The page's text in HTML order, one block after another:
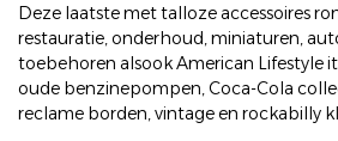
Deze laatste met talloze accessoires
restauratie, onderhoud, miniaturen,
toebehoren alsook American Lifestyle
oude benzinepompen, Coca-Cola
reclame borden, vintage en rockabilly